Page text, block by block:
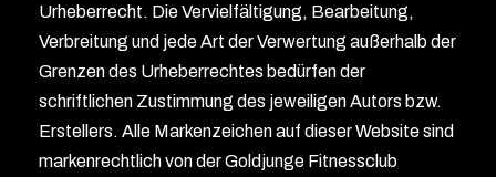
Urheberrecht. Die Vervielfältigung, Bearbeitung,
Verbreitung und jede Art der Verwertung außerhalb der
Grenzen des Urheberrechtes bedürfen der
schriftlichen Zustimmung des jeweiligen Autors bzw.
Erstellers. Alle Markenzeichen auf dieser Website sind
markenrechtlich von der Goldjunge Fitnessclub